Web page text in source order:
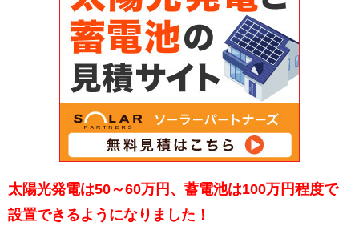
太陽光発電は50～60万円、蓄電池は100万円程度で
設置できるようになりました！